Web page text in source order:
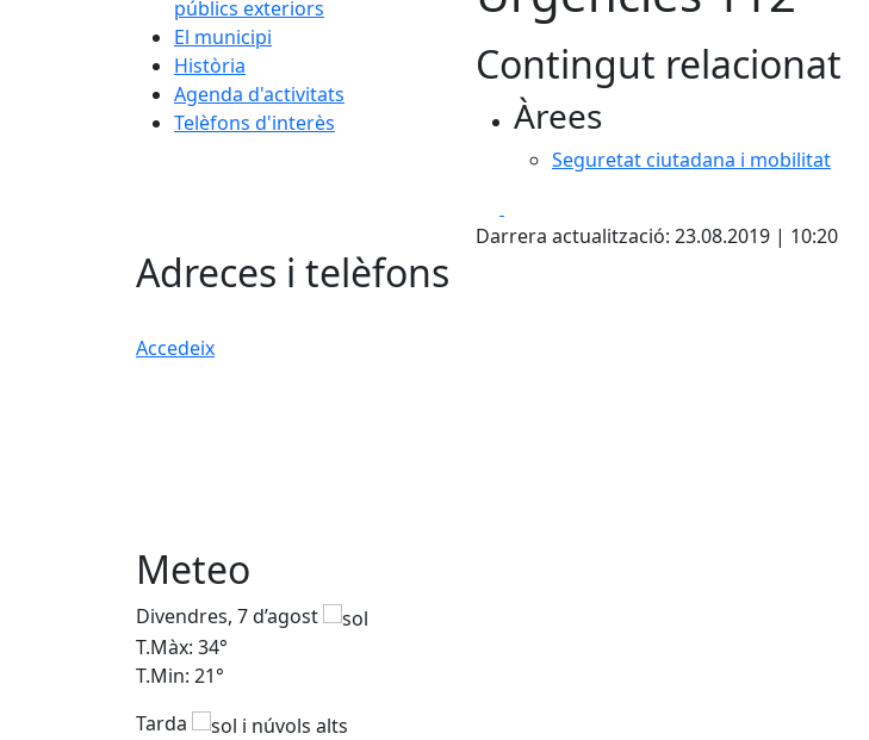
públics exteriors
El municipi
Història
Agenda d'activitats
Telèfons d'interès
Contingut relacionat
Àrees
Seguretat ciutadana i mobilitat
Darrera actualització: 23.08.2019 | 10:20
Adreces i telèfons
Accedeix
Meteo
Divendres, 7 d’agost
T.Màx: 34°
T.Min: 21°
Tarda